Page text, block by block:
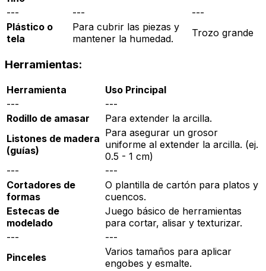
---
---
---
Plástico o
tela
Para cubrir las piezas y
mantener la humedad.
Trozo grande
Herramientas:
Herramienta
Uso Principal
---
---
Rodillo de amasar
Para extender la arcilla.
Listones de madera
(guías)
Para asegurar un grosor
uniforme al extender la arcilla. (ej.
0.5 - 1 cm)
---
---
Cortadores de
formas
O plantilla de cartón para platos y
cuencos.
Estecas de
modelado
Juego básico de herramientas
para cortar, alisar y texturizar.
---
---
Pinceles
Varios tamaños para aplicar
engobes y esmalte.